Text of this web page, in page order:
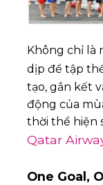
Không chỉ là
dịp để tập
tạo, gắn kết
động của
thời thể hiện
Qatar
One Goal,